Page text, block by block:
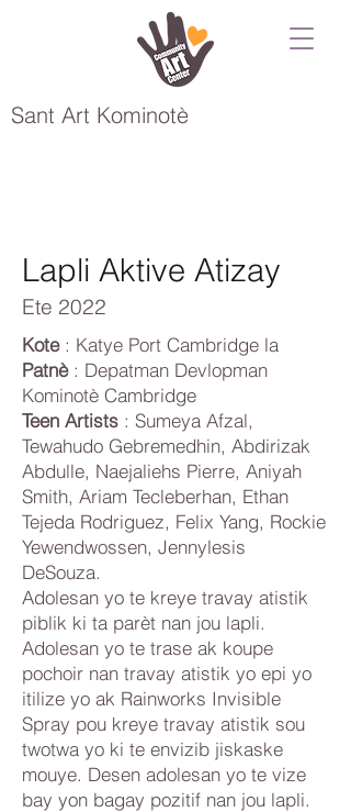
Sant Art Kominotè
Lapli Aktive Atizay
Ete 2022
Kote: Katye Port Cambridge la
Patnè: Depatman Devlopman
Kominotè Cambridge
Teen Artists : Sumeya Afzal,
Tewahudo Gebremedhin, Abdirizak
Abdulle, Naejaliehs Pierre, Aniyah
Smith, Ariam Tecleberhan, Ethan
Tejeda Rodriguez, Felix Yang, Rockie
Yewendwossen, Jennylesis
DeSouza.
Adolesan yo te kreye travay atistik
piblik ki ta parèt nan jou lapli.
Adolesan yo te trase ak koupe
pochoir nan travay atistik yo epi yo
itilize yo ak Rainworks Invisible
Spray pou kreye travay atistik sou
twotwa yo ki te envizib jiskaske
mouye. Desen adolesan yo te vize
bay yon bagay pozitif nan jou lapli.